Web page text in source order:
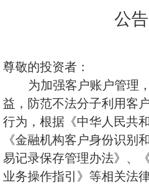
公告
尊敬的投资者：
为加强客户账户管理
益，防范不法分子利用客
行为，根据《中华人民共
《金融机构客户身份识别
易记录保存管理办法》、
业务操作指引》等相关法